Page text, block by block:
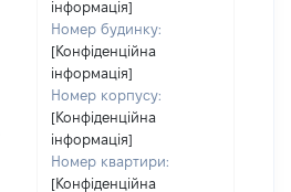
інформація]
Номер будинку:
[Конфіденційна
інформація]
Номер корпусу:
[Конфіденційна
інформація]
Номер квартири:
[Конфіденційна